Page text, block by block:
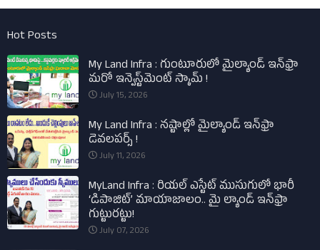
Hot Posts
My Land Infra : గుంటూరులో మైల్యాండ్ ఇన్‌ఫ్రా
మరో ఇన్వెస్ట్‌మెంట్ స్కామ్ !
July 15, 2026
My Land Infra : నష్టాల్లో మైల్యాండ్ ఇన్‌ఫ్రా
డెవలపర్స్ !
July 11, 2026
MyLand Infra : రియల్ ఎస్టేట్ ముసుగులో భారీ
‘డిపాజిట్’ మాయాజాలం.. మై ల్యాండ్ ఇన్‌ఫ్రా
గుట్టురట్టు!
July 07, 2026